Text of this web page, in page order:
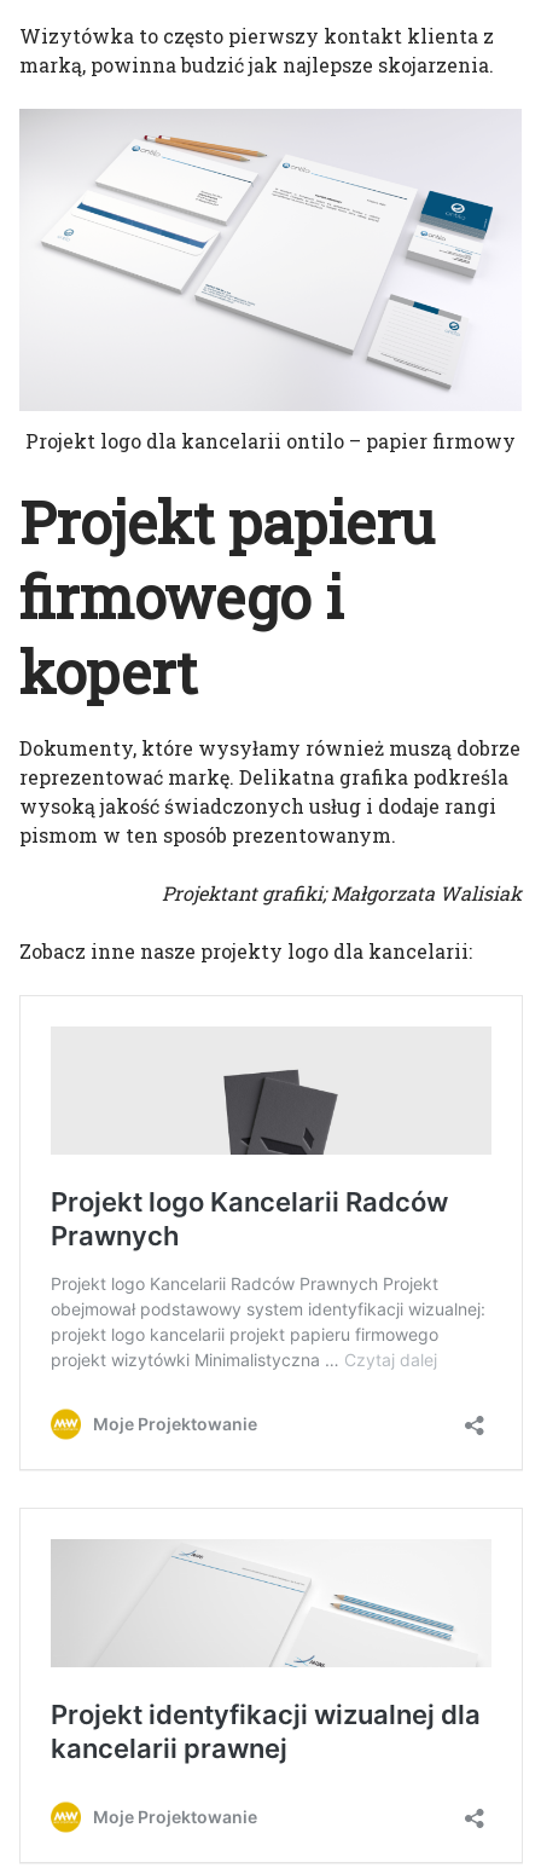
Wizytówka to często pierwszy kontakt klienta z
marką, powinna budzić jak najlepsze skojarzenia.
Projekt logo dla kancelarii ontilo – papier firmowy
Projekt papieru
firmowego i
kopert
Dokumenty, które wysyłamy również muszą dobrze
reprezentować markę. Delikatna grafika podkreśla
wysoką jakość świadczonych usług i dodaje rangi
pismom w ten sposób prezentowanym.
Projektant grafiki; Małgorzata Walisiak
Zobacz inne nasze projekty logo dla kancelarii: